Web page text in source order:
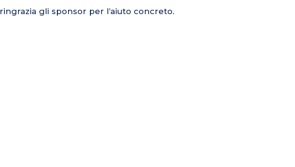
ringrazia gli sponsor per l’aiuto concreto.